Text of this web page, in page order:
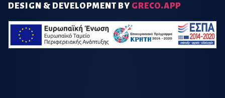
DESIGN & DEVELOPMENT BY GRECO.APP